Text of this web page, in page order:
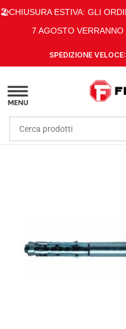
🏖️CHIUSURA ESTIVA: GLI
7 AGOSTO
SPEDIZIONE